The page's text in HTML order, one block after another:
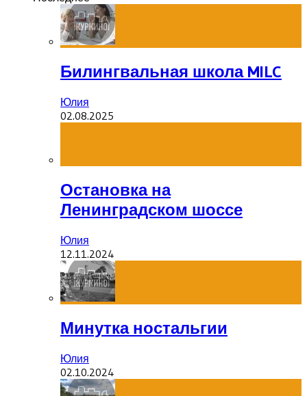
Билингвальная школа MILC
Юлия
02.08.2025
Остановка на
Ленинградском шоссе
Юлия
12.11.2024
Минутка ностальгии
Юлия
02.10.2024